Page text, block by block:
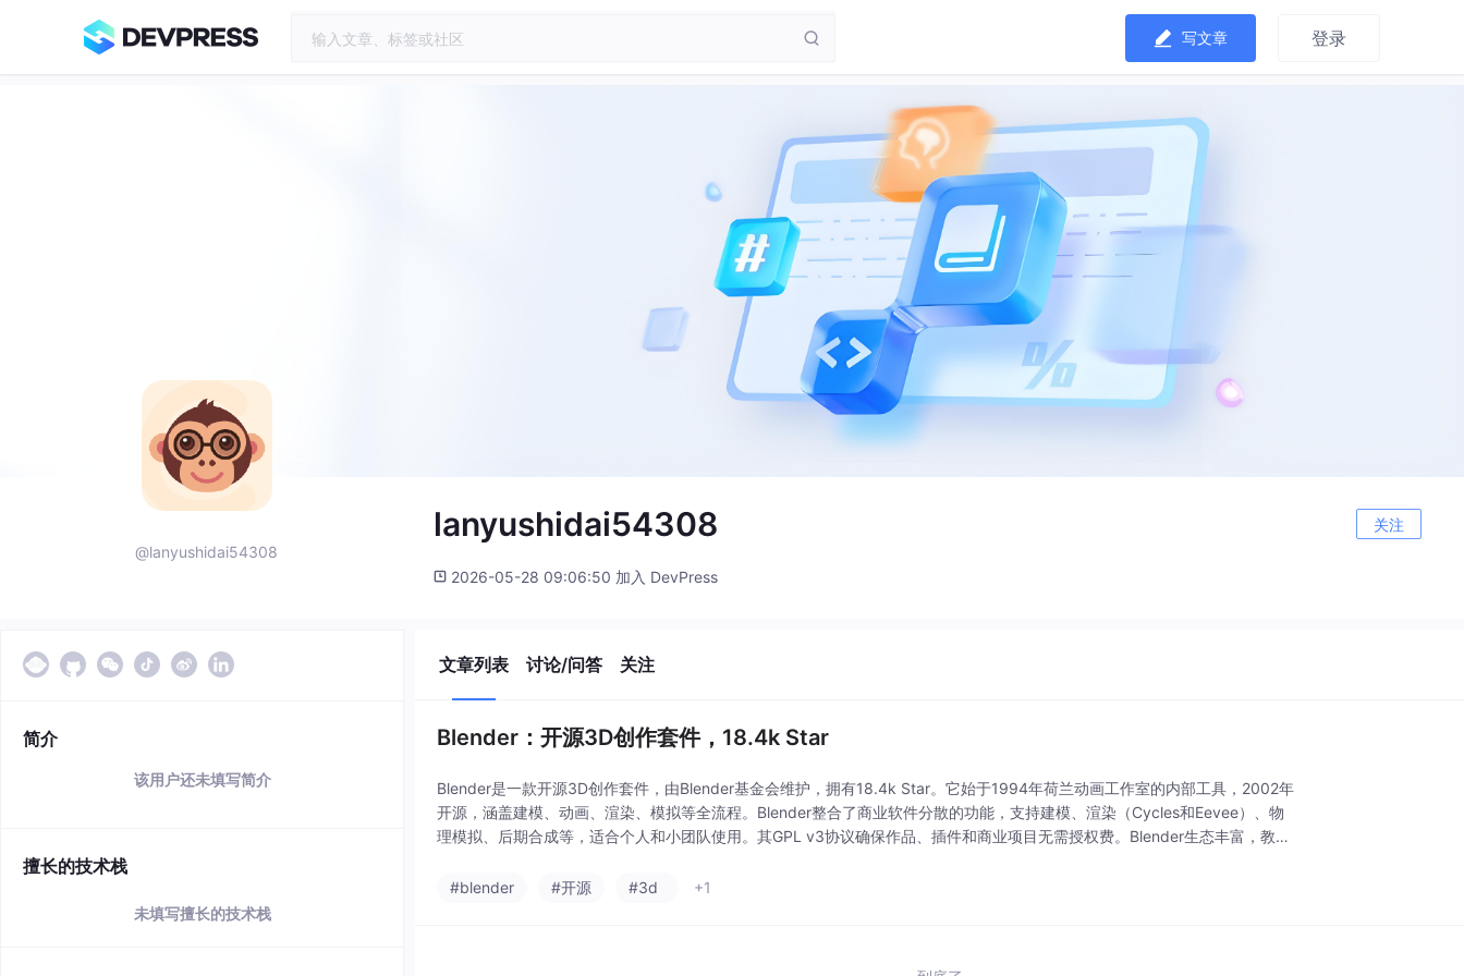
写文章 登录
@lanyushidai54308
lanyushidai54308 关注
2026-05-28 09:06:50 加入 DevPress
简介
该用户还未填写简介
擅长的技术栈
未填写擅长的技术栈
文章列表 讨论/问答 关注
Blender：开源3D创作套件，18.4k Star
Blender是一款开源3D创作套件，由Blender基金会维护，拥有18.4k Star。它始于1994年荷兰动画工作室的内部工具，2002年
开源，涵盖建模、动画、渲染、模拟等全流程。Blender整合了商业软件分散的功能，支持建模、渲染（Cycles和Eevee）、物
理模拟、后期合成等，适合个人和小团队使用。其GPL v3协议确保作品、插件和商业项目无需授权费。Blender生态丰富，教
#blender
#开源 #3d +1